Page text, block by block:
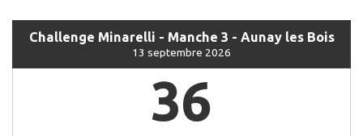
Challenge Minarelli - Manche 3 - Aunay les Bois
13 septembre 2026
36